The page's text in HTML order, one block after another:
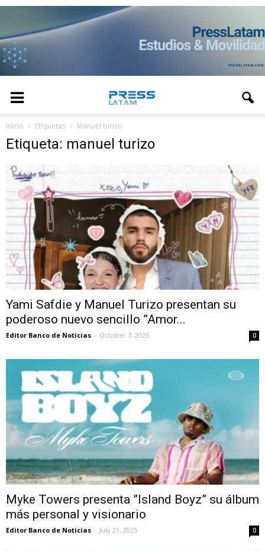
Inicio Etiquetas Manuel turizo
Etiqueta: manuel turizo
Yami Safdie y Manuel Turizo presentan su
poderoso nuevo sencillo ”Amor...
Editor Banco de Noticias - October 7, 2025 0
Myke Towers presenta ”Island Boyz” su álbum
más personal y visionario
Editor Banco de Noticias - July 21, 2025 0